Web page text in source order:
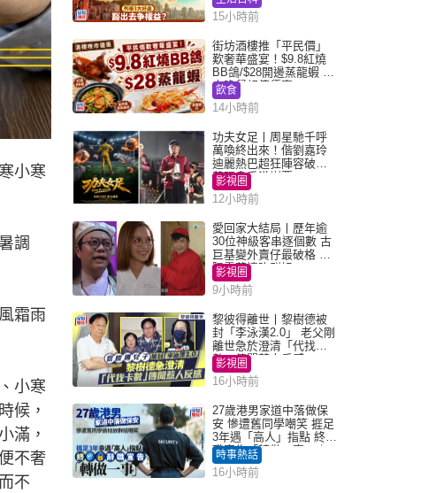
小寒
調
霜雨
小寒
候，
滿，
不奢
不
15小時前
街坊酒樓推「平民價」
歎奢華盛宴！$9.8紅燒
BB鴿/$28開邊蒸龍蝦 3
大晚餐超值優惠
飲食
14小時前
功夫女足丨周星馳千呼
萬喚終出來！偕劉嘉玲
迪麗熱巴超狂陣容破天
荒現身香港謝票
影視圈
12小時前
愛回家大結局丨歷年逾
30位神級客串逐個數 古
巨基變外賣仔最破格 歐
陽震華情陷群姐
影視圈
9小時前
黎彼得離世丨黎樹德被
封「李泳漢2.0」 老父剛
離世急於澄清「代找卡
數」傳聞惹人反感
影視圈
16小時前
27歲港男家道中落做保
安 慘遭舊同學嘲笑 捱足
3年遇「高人」指點 終辭
職宣告「轉做一事」｜
Juicy叮
時事熱話
16小時前